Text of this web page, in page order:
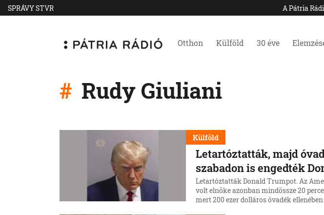
SPRÁVY STVR A Pátria
Otthon Külföld 30 éve
Rudy Giuliani
Külföld
Letartóztatták, majd
szabadon is engedték
Letartóztatták Donald Trumpot. Az
volt elnöke azonban mindössze 20
mert 200 ezer dolláros óvadék